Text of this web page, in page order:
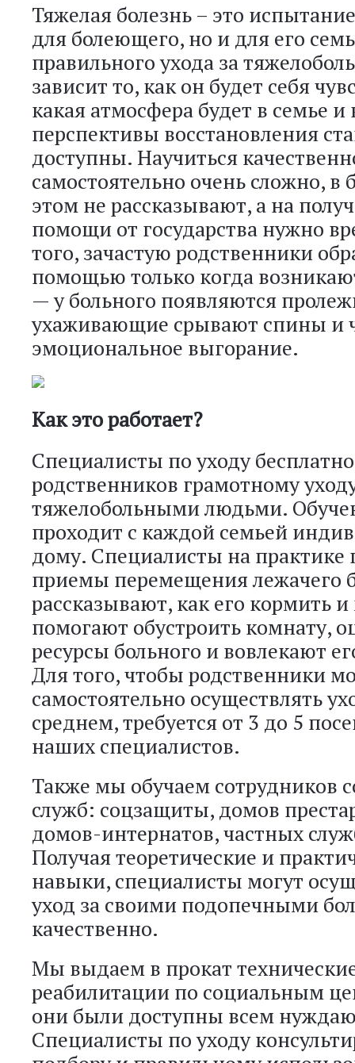
Тяжелая болезнь – это
для болеющего, но и для его
правильного ухода за
зависит то, как он будет себя
какая атмосфера будет в семье и
перспективы восстановления
доступны. Научиться
самостоятельно очень сложно, в
этом не рассказывают, а на
помощи от государства нужно
того, зачастую родственники
помощью только когда
— у больного появляются
ухаживающие срывают спины и
эмоциональное выгорание.
Как это работает?
Специалисты по уходу
родственников грамотному
тяжелобольными людьми.
проходит с каждой семьей
дому. Специалисты на практике
приемы перемещения лежачего
рассказывают, как его кормить
помогают обустроить комнату,
ресурсы больного и вовлекают
Для того, чтобы родственники
самостоятельно осуществлять
среднем, требуется от 3 до 5
наших специалистов.
Также мы обучаем сотрудников
служб: соцзащиты, домов
домов-интернатов, частных
Получая теоретические и
навыки, специалисты могут
уход за своими подопечными
качественно.
Мы выдаем в прокат
реабилитации по социальным
они были доступны всем
Специалисты по уходу